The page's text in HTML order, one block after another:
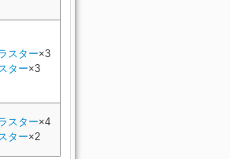
スター×3
ター×3
スター×4
ター×2